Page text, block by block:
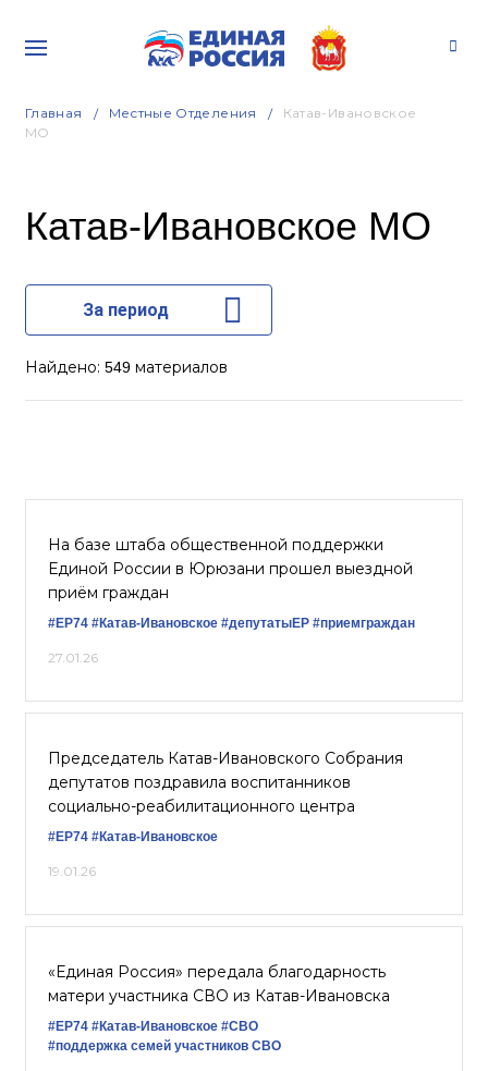
Главная Местные Отделения
Катав-Ивановское
МО
Катав-Ивановское МО
За период
Найдено: 549 материалов
На базе штаба общественной поддержки
Единой России в Юрюзани прошел выездной
приём граждан
#ЕР74 #Катав-Ивановское #депутатыЕР #приемграждан
27.01.26
Председатель Катав-Ивановского Собрания
депутатов поздравила воспитанников
социально-реабилитационного центра
#ЕР74 #Катав-Ивановское
19.01.26
«Единая Россия» передала благодарность
матери участника СВО из Катав-Ивановска
#ЕР74 #Катав-Ивановское #СВО
#поддержка семей участников СВО